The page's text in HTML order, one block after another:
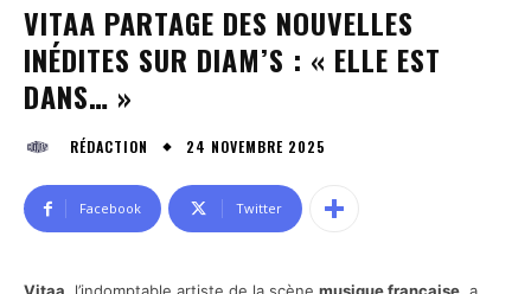
VITAA PARTAGE DES NOUVELLES
INÉDITES SUR DIAM’S : « ELLE EST
DANS… »
RÉDACTION 24 NOVEMBRE 2025
Facebook Twitter